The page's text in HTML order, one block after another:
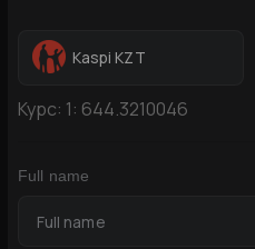
Kaspi KZT
Курс: 1: 644.3210046
Full name